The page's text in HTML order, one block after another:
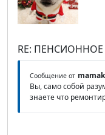
RE:
Сообщение от
Вы, само собой
знаете что